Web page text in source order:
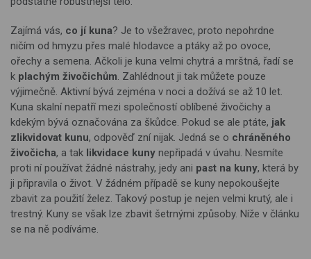
Zajímá vás, co jí kuna? Je to všežravec, proto nepohrdne
ničím od hmyzu přes malé hlodavce a ptáky až po ovoce,
ořechy a semena. Ačkoli je kuna velmi chytrá a mrštná, řadí se
k plachým živočichům. Zahlédnout ji tak můžete pouze
výjimečně. Aktivní bývá zejména v noci a dožívá se až 10 let.
Kuna skalní nepatří mezi společností oblíbené živočichy a
kdekým bývá označována za škůdce. Pokud se ale ptáte, jak
zlikvidovat kunu, odpověď zní nijak. Jedná se o chráněného
živočicha, a tak likvidace kuny nepřipadá v úvahu. Nesmíte
proti ní používat žádné nástrahy, jedy ani past na kuny, která by
ji připravila o život. V žádném případě se kuny nepokoušejte
zbavit za použití želez. Takový postup je nejen velmi krutý, ale i
trestný. Kuny se však lze zbavit šetrnými způsoby. Níže v článku
se na ně podíváme.